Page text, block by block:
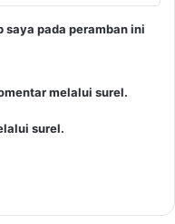
saya pada peramban ini
melalui surel.
surel.